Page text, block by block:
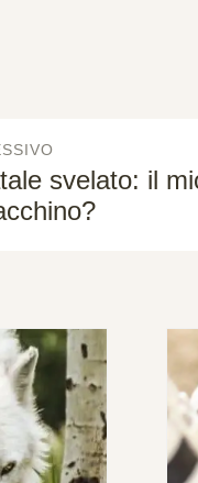
svelato: il